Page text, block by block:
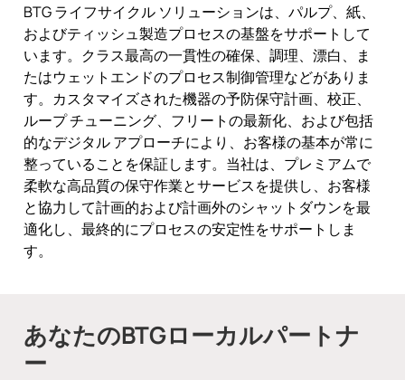
あなたのBTGローカルパートナ
ー
BTG ライフサイクル ソリューションは、パルプ、紙、
およびティッシュ製造プロセスの基盤をサポートして
います。クラス最高の一貫性の確保、調理、漂白、ま
たはウェットエンドのプロセス制御管理などがありま
す。カスタマイズされた機器の予防保守計画、校正、
ループ チューニング、フリートの最新化、および包括
的なデジタル アプローチにより、お客様の基本が常に
整っていることを保証します。当社は、プレミアムで
柔軟な高品質の保守作業とサービスを提供し、お客様
と協力して計画的および計画外のシャットダウンを最
適化し、最終的にプロセスの安定性をサポートしま
す。